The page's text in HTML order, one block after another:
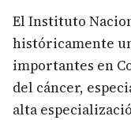
El Instituto
históricamente
importantes en
del cáncer,
alta